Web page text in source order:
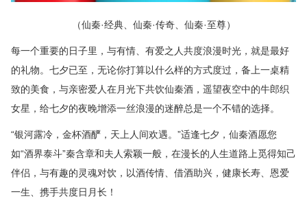
（仙秦·经典、仙秦·传奇、仙秦·至尊）
每一个重要的日子里，与有情、有爱之人共度浪漫时光，就是最好
的礼物。七夕已至，无论你打算以什么样的方式度过，备上一桌精
致的美食，与亲密爱人在月光下共饮仙秦酒，遥望夜空中的牛郎织
女星，给七夕的夜晚增添一丝浪漫的迷醉总是一个不错的选择。
“银河露冷，金杯酒酽，天上人间欢遇。”适逢七夕，仙秦酒愿您
如“酒界泰斗”秦含章和夫人索颖一般，在漫长的人生道路上觅得知己
伴侣，与有趣的灵魂对饮，以酒传情、借酒助兴，健康长寿、恩爱
一生、携手共度日月长！